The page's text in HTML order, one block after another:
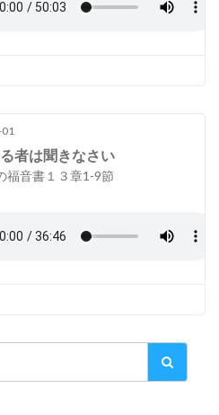
者は聞きなさい
福音書１３章1-9節